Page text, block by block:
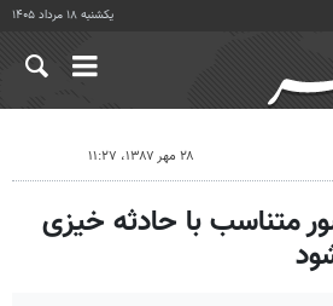
یکشنبه ۱۸ مرداد ۱۴۰۵
۲۸ مهر ۱۳۸۷، ۱۱:۲۷
متناسب با حادثه خیزی